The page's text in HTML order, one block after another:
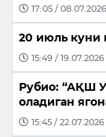
17:05 / 08.07.2026
20 июль куни
15:49 / 19.07.2026
Рубио: “АҚШ
оладиган
15:45 / 22.07.2026